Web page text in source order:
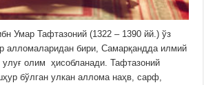
Умар Тафтазоний (1322 – 1390 йй.) ўз
алломаларидан бири, Самарқандда илмий
улуғ олим ҳисобланади. Тафтазоний
бўлган улкан аллома наҳв, сарф,